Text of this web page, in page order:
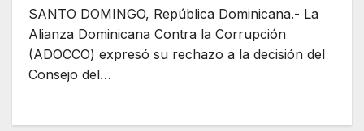
Consejo del Poder Judicial por
considerarlo contrario a la Carta
Magna de RD
SANTO DOMINGO, República Dominicana.- La
Alianza Dominicana Contra la Corrupción
(ADOCCO) expresó su rechazo a la decisión del
Consejo del…